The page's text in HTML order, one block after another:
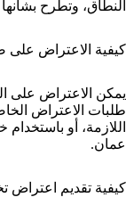
النطاق، وتطرح
كيفية الاعتراض على
يمكن الاعتراض على
طلبات الاعتراض
اللازمة، أو
عمان.
كيفية تقديم اعتراض